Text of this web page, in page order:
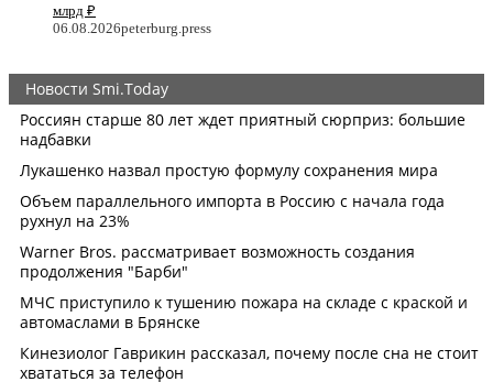
млрд ₽
06.08.2026peterburg.press